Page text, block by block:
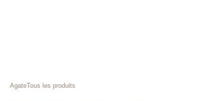
AgateTous les produits